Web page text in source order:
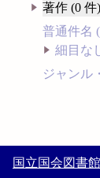
著作 (0 件)
普通件名
細目な
ジャンル
国立国会図書